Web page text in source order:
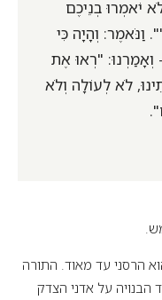
יֹאמְרוּ בְנֵיכֶם
וַנֹּאמֶר: וְהָיָה כִּי
וְאָמַרְנוּ: "רְאוּ אֶת
לֹא לְעוֹלָה וְלֹא
הרסני עד מאוד. התורה
על אדני הצדק